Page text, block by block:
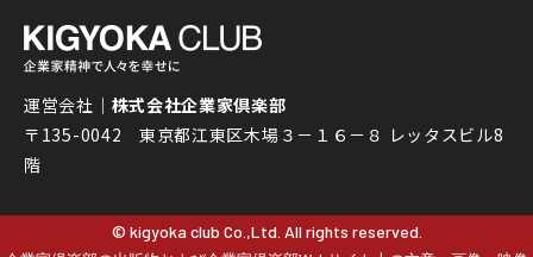
運営会社｜ 株式会社企業家倶楽部
〒135-0042 東京都江東区木場３－１６－８ レッタスビル8
階
© kigyoka club Co.,Ltd. All rights reserved.